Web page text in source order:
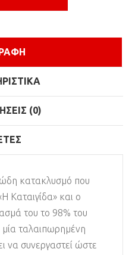
(0)
κατακλυσμό που
Καταιγίδα» και ο
του το 98% του
ταλαιπωρημένη
να συνεργαστεί ώστε